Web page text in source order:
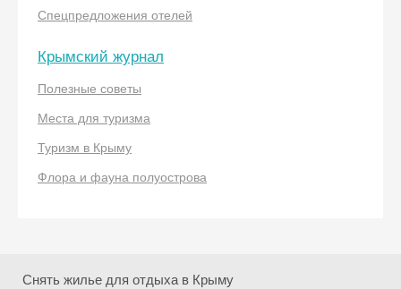
Спецпредложения отелей
Крымский журнал
Полезные советы
Места для туризма
Туризм в Крыму
Флора и фауна полуострова
Снять жилье для отдыха в Крыму
Скидка −5%